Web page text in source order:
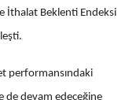
İthalat Beklenti Endeksi
performansındaki
de devam edeceğine